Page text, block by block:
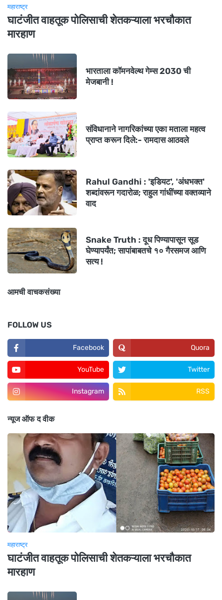
महाराष्ट्र
घाटंजीत वाहतूक पोलिसाची शेतकऱ्याला भरचौकात
मारहाण
भारताला कॉमनवेल्थ गेम्स 2030 ची
मेजबानी !
संविधानाने नागरिकांच्या एका मताला महत्व
प्राप्त करून दिले:- रामदास आठवले
Rahul Gandhi : 'इडियट', 'अंधभक्त'
शब्दांवरून गदारोळ; राहुल गांधींच्या वक्तव्याने
वाद
Snake Truth : दूध पिण्यापासून सूड
घेण्यापर्यंत; सापांबाबतचे १० गैरसमज आणि
सत्य !
आमची वाचकसंख्या
FOLLOW US
Facebook Quora
YouTube Twitter
Instagram RSS
न्यूज ऑफ द वीक
महाराष्ट्र
घाटंजीत वाहतूक पोलिसाची शेतकऱ्याला भरचौकात
मारहाण